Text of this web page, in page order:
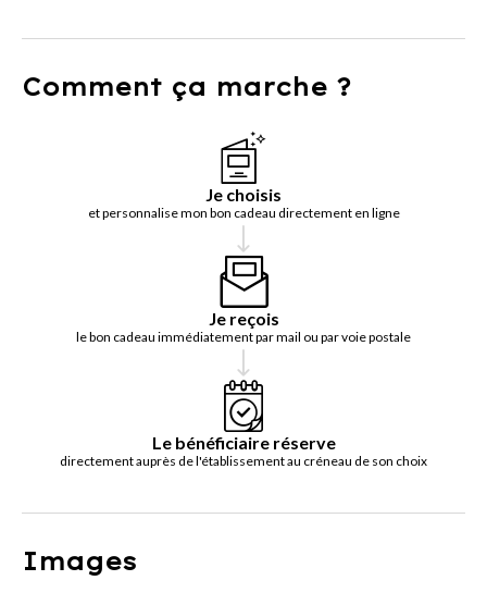
Comment ça marche ?
Je choisis
et personnalise mon bon cadeau directement en ligne
Je reçois
le bon cadeau immédiatement par mail ou par voie postale
Le bénéficiaire réserve
directement auprès de l'établissement au créneau de son choix
Images